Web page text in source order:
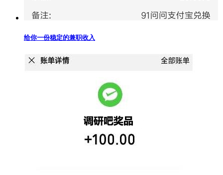
给你一份稳定的兼职收入